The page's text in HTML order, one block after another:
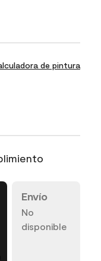
de pintura
Envío
No
disponible